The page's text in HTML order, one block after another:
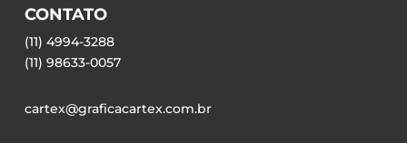
CONTATO
(11) 4994-3288
(11) 98633-0057
cartex@graficacartex.com.br